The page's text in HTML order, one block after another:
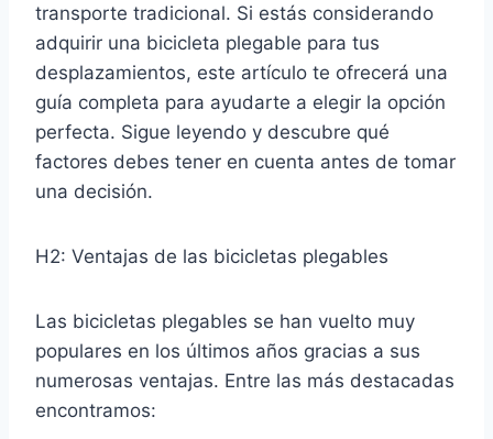
transporte tradicional. Si estás considerando
adquirir una bicicleta plegable para tus
desplazamientos, este artículo te ofrecerá una
guía completa para ayudarte a elegir la opción
perfecta. Sigue leyendo y descubre qué
factores debes tener en cuenta antes de tomar
una decisión.
H2: Ventajas de las bicicletas plegables
Las bicicletas plegables se han vuelto muy
populares en los últimos años gracias a sus
numerosas ventajas. Entre las más destacadas
encontramos: